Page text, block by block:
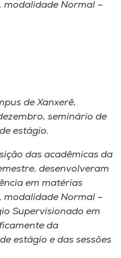
modalidade Normal –
de Xanxerê,
seminário de
estágio.
das acadêmicas da
desenvolveram
em matérias
modalidade Normal –
Supervisionado em
da
estágio e das sessões